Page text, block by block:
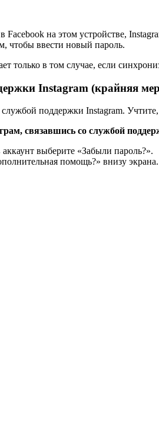
на этом устройстве,
чтобы ввести новый пароль.
только в том случае, если
Instagram (крайняя
поддержки Instagram.
связавшись со службой
выберите «Забыли пароль?».
помощь?» внизу экрана.